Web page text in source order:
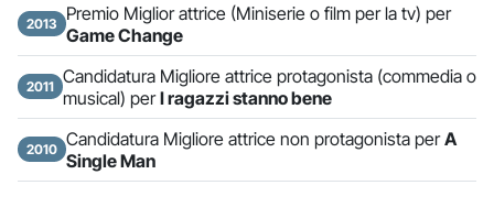
2013
Premio Miglior attrice (Miniserie o film per la tv) per
Game Change
2011 Candidatura Migliore attrice protagonista (commedia o
musical) perI ragazzi stanno bene
2010 Candidatura Migliore attrice non protagonista perA
Single Man